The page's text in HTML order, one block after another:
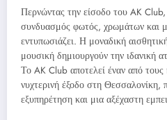
Περνώντας την είσοδο του AK Club,
συνδυασμός φωτός, χρωμάτων και
εντυπωσιάζει. Η μοναδική
μουσική δημιουργούν την ιδανική
Το AK Club αποτελεί έναν από
νυχτερινή έξοδο στη Θεσσαλονίκη,
εξυπηρέτηση και μια αξέχαστη